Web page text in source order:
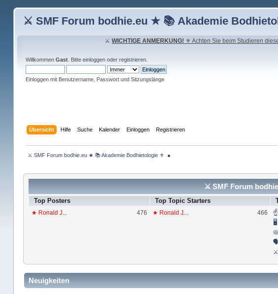
⚔ SMF Forum bodhie.eu ★ 📚 Akademie
⚔WICHTIGE ANMERKUNG! ⚜ Achten Sie beim Studieren
Willkommen Gast. Bitte einloggenoder registrieren.
Einloggen mit Benutzername, Passwort und Sitzungslänge
Übersicht Hilfe Suche Kalender Einloggen Registrieren
⚔ SMF Forum bodhie.eu ★ 📚 Akademie Bodhietologie ⚜  ●
⚔ SMF Forum
Top Posters Top Topic Starters
★ Ronald J... 476 ★ Ronald J... 466
🖥
⚔
Neuigkeiten